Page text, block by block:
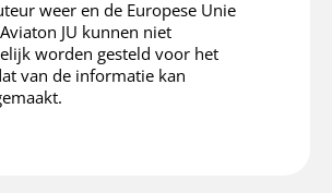
weer en de Europese Unie
JU kunnen niet
worden gesteld voor het
van de informatie kan